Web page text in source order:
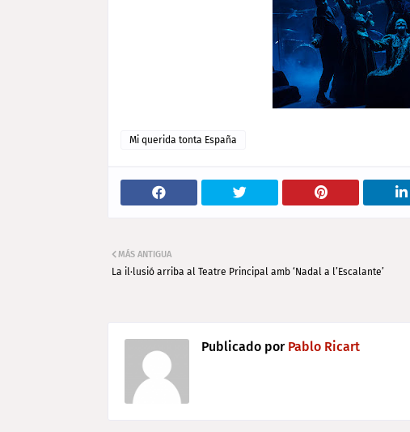
Mi querida tonta España
MÁS ANTIGUA
La il·lusió arriba al Teatre Principal amb ‘Nadal a l’Escalante’
Publicado porPablo Ricart